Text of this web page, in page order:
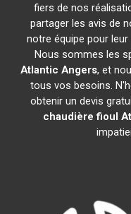
fiers de nos
partager les avis de
notre équipe pour leur
Nous sommes les
Atlantic Angers, et
tous vos besoins.
obtenir un devis
chaudière fioul